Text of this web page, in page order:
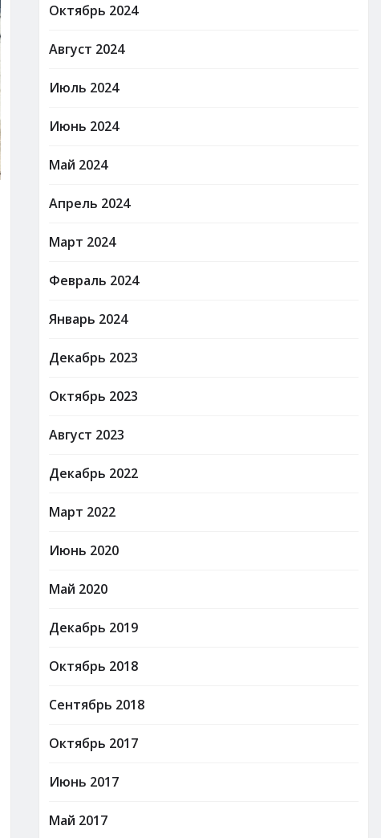
Октябрь 2024
Август 2024
Июль 2024
Июнь 2024
Май 2024
Апрель 2024
Март 2024
Февраль 2024
Январь 2024
Декабрь 2023
Октябрь 2023
Август 2023
Декабрь 2022
Март 2022
Июнь 2020
Май 2020
Декабрь 2019
Октябрь 2018
Сентябрь 2018
Октябрь 2017
Июнь 2017
Май 2017